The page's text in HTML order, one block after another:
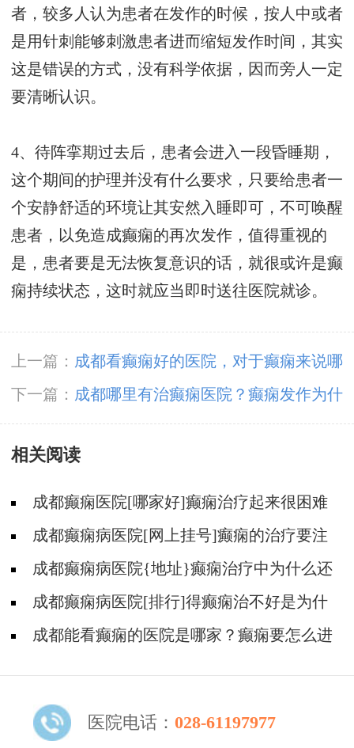
者，较多人认为患者在发作的时候，按人中或者
是用针刺能够刺激患者进而缩短发作时间，其实
这是错误的方式，没有科学依据，因而旁人一定
要清晰认识。
4、待阵挛期过去后，患者会进入一段昏睡期，
这个期间的护理并没有什么要求，只要给患者一
个安静舒适的环境让其安然入睡即可，不可唤醒
患者，以免造成癫痫的再次发作，值得重视的
是，患者要是无法恢复意识的话，就很或许是癫
痫持续状态，这时就应当即时送往医院就诊。
上一篇： 成都看癫痫好的医院，对于癫痫来说哪
种检查比较好？
下一篇： 成都哪里有治癫痫医院？癫痫发作为什
么口齿不清？
相关阅读
成都癫痫医院[哪家好]癫痫治疗起来很困难
吗?成都癫痫病医院[网上挂号]癫痫的治疗要注
意什么?
成都癫痫病医院{地址}癫痫治疗中为什么还
是犯病?
成都癫痫病医院[排行]得癫痫治不好是为什
么?成都能看癫痫的医院是哪家？癫痫要怎么进
医院电话： 028-61197977